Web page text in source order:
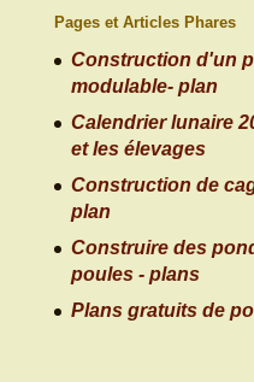
Pages et Articles Phares
Construction d'un
modulable- plan
Calendrier lunaire
et les élevages
Construction de
plan
Construire des
poules - plans
Plans gratuits de